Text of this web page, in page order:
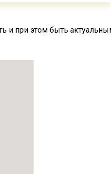
и при этом быть